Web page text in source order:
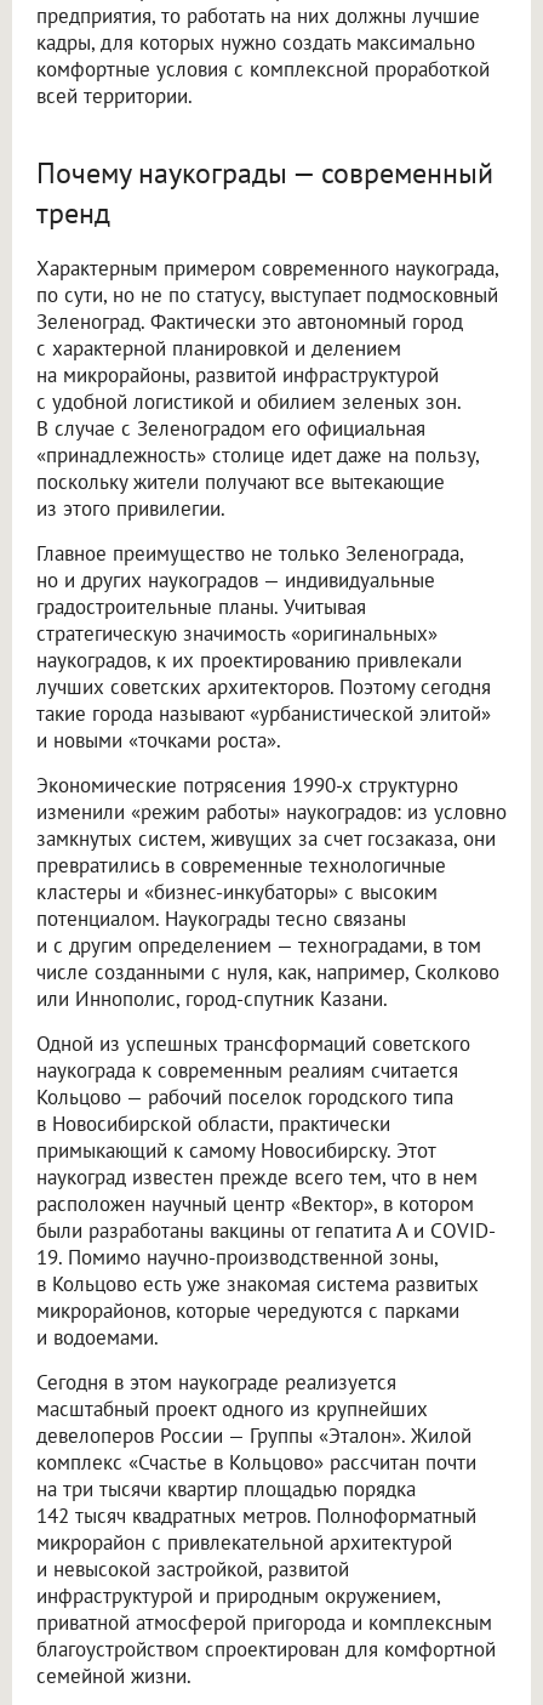
предприятия, то работать на них должны лучшие
кадры, для которых нужно создать максимально
комфортные условия с комплексной проработкой
всей территории.
Почему наукограды — современный
тренд
Характерным примером современного наукограда,
по сути, но не по статусу, выступает подмосковный
Зеленоград. Фактически это автономный город
с характерной планировкой и делением
на микрорайоны, развитой инфраструктурой
с удобной логистикой и обилием зеленых зон.
В случае с Зеленоградом его официальная
«принадлежность» столице идет даже на пользу,
поскольку жители получают все вытекающие
из этого привилегии.
Главное преимущество не только Зеленограда,
но и других наукоградов — индивидуальные
градостроительные планы. Учитывая
стратегическую значимость «оригинальных»
наукоградов, к их проектированию привлекали
лучших советских архитекторов. Поэтому сегодня
такие города называют «урбанистической элитой»
и новыми «точками роста».
Экономические потрясения 1990-х структурно
изменили «режим работы» наукоградов: из условно
замкнутых систем, живущих за счет госзаказа, они
превратились в современные технологичные
кластеры и «бизнес-инкубаторы» с высоким
потенциалом. Наукограды тесно связаны
и с другим определением — техноградами, в том
числе созданными с нуля, как, например, Сколково
или Иннополис, город-спутник Казани.
Одной из успешных трансформаций советского
наукограда к современным реалиям считается
Кольцово — рабочий поселок городского типа
в Новосибирской области, практически
примыкающий к самому Новосибирску. Этот
наукоград известен прежде всего тем, что в нем
расположен научный центр «Вектор», в котором
были разработаны вакцины от гепатита А и COVID-
19. Помимо научно-производственной зоны,
в Кольцово есть уже знакомая система развитых
микрорайонов, которые чередуются с парками
и водоемами.
Сегодня в этом наукограде реализуется
масштабный проект одного из крупнейших
девелоперов России — Группы «Эталон». Жилой
комплекс «Счастье в Кольцово» рассчитан почти
на три тысячи квартир площадью порядка
142 тысяч квадратных метров. Полноформатный
микрорайон с привлекательной архитектурой
и невысокой застройкой, развитой
инфраструктурой и природным окружением,
приватной атмосферой пригорода и комплексным
благоустройством спроектирован для комфортной
семейной жизни.